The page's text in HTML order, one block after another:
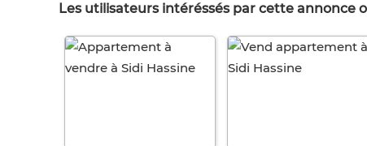
Les utilisateurs intéréssés par cette annonce